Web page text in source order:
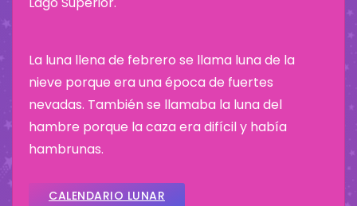
La luna llena de febrero se llama luna de la
nieve porque era una época de fuertes
nevadas. También se llamaba la luna del
hambre porque la caza era difícil y había
hambrunas.
CALENDARIO LUNAR